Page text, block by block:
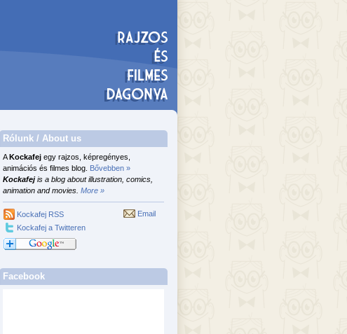
Rólunk / About us
AKockafej egy rajzos, képregényes,
animációs és filmes blog. Bővebben »
Kockafejis a blog about illustration, comics,
animation and movies. More »
Kockafej RSS
Kockafej a Twitteren
Email
Facebook